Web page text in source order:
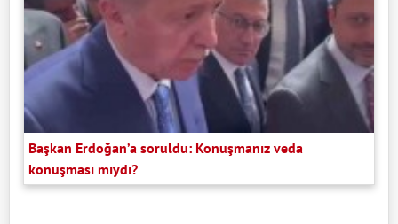
Başkan Erdoğan’a soruldu: Konuşmanız veda
konuşması mıydı?